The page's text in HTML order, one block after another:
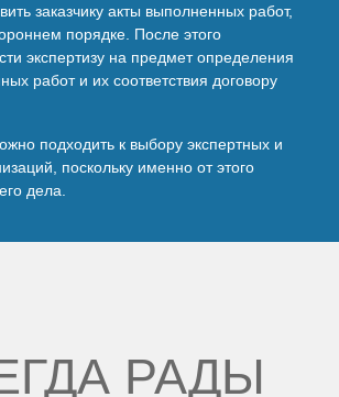
заказчику акты выполненных работ,
порядке. После этого
экспертизу на предмет определения
работ и их соответствия договору
подходить к выбору экспертных и
поскольку именно от этого
дела.
РАДЫ